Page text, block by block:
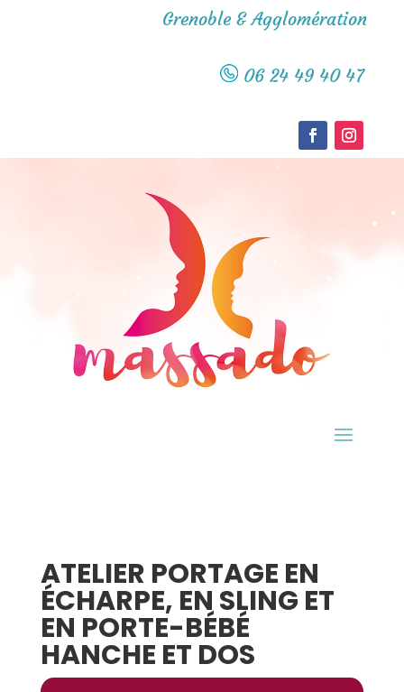
Grenoble & Agglomération
06 24 49 40 47
ATELIER PORTAGE EN
ÉCHARPE, EN SLING ET
EN PORTE-BÉBÉ
HANCHE ET DOS